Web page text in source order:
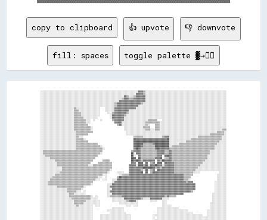
copy to clipboard 👍 upvote 👎 downvote
fill: spaces toggle palette ▓→✊🏽